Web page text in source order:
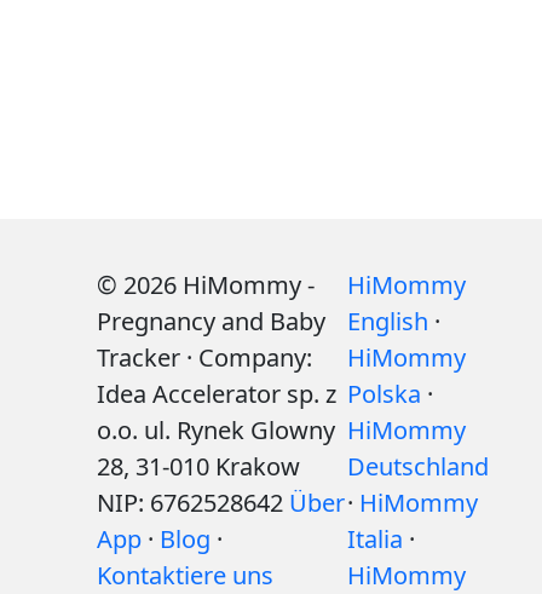
© 2026 HiMommy -
Pregnancy and Baby
Tracker · Company:
Idea Accelerator sp. z
o.o. ul. Rynek Glowny
28, 31-010 Krakow
NIP: 6762528642 Über
App · Blog ·
Kontaktiere uns
HiMommy
English ·
HiMommy
Polska ·
HiMommy
Deutschland
· HiMommy
Italia ·
HiMommy